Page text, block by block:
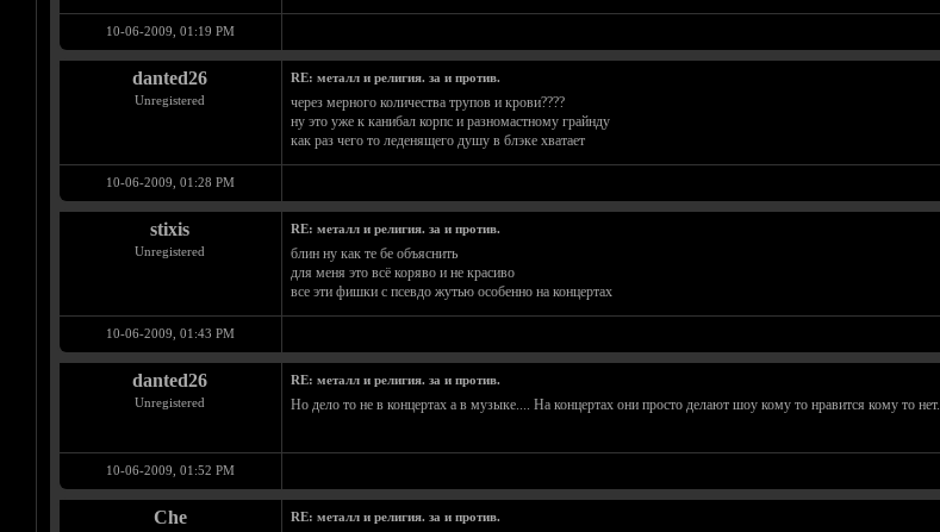
10-06-2009, 01:19 PM
danted26
Unregistered
RE: металл и религия. за и против.
через мерного количества трупов и крови????
ну это уже к канибал корпс и разномастному грайнду
как раз чего то леденящего душу в блэке хватает
10-06-2009, 01:28 PM
stixis
Unregistered
RE: металл и религия. за и против.
блин ну как те бе объяснить
для меня это всё коряво и не красиво
все эти фишки с псевдо жутью особенно на концертах
10-06-2009, 01:43 PM
danted26
Unregistered
RE: металл и религия. за и против.
Но дело то не в концертах а в музыке.... На концертах они просто делают шоу кому то нравится кому то нет.
10-06-2009, 01:52 PM
Che RE: металл и религия. за и против.